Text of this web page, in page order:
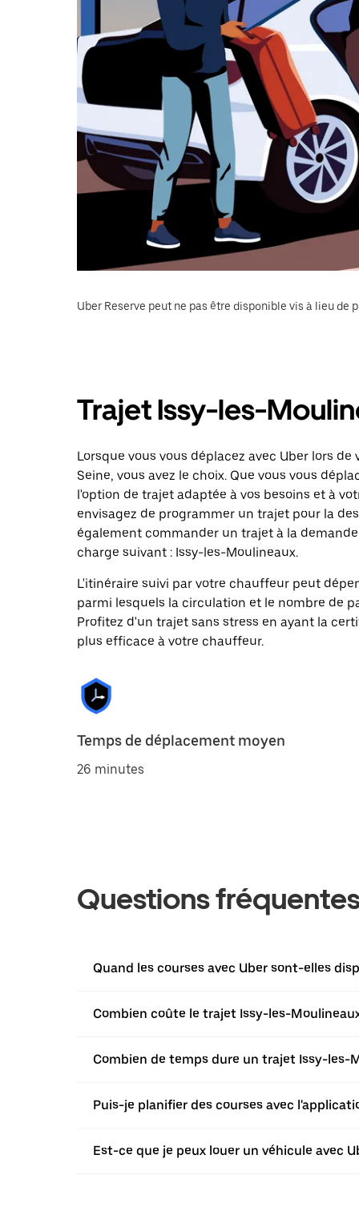
Uber Reserve peut ne pas être disponible vis à lieu de
Trajet Issy-les-
Lorsque vous vous déplacez avec Uber lors
Seine, vous avez le choix. Que vous vous
l'option de trajet adaptée à vos besoins et à
envisagez de programmer un trajet pour la
également commander un trajet à la
charge suivant : Issy-les-Moulineaux.
L'itinéraire suivi par votre chauffeur peut
parmi lesquels la circulation et le nombre de
Profitez d'un trajet sans stress en ayant la
plus efficace à votre chauffeur.
Temps de déplacement moyen
26 minutes
Questions
Quand les courses avec Uber sont-elles
Combien coûte le trajet Issy-les-
Combien de temps dure un trajet Issy-les-
Puis-je planifier des courses avec
Est-ce que je peux louer un véhicule avec